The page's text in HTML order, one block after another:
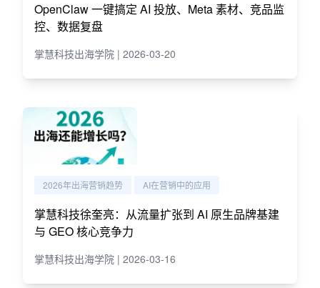
OpenClaw 一键搞定 AI 投放、Meta 素材、竞品监
控、数据复盘
掌慧科技出海学院 | 2026-03-20
2026年出海营销趋势 AI在营销中的应用
掌慧科技徐奎亮：从流量扩张到 AI 原生品牌基建
与 GEO 核心竞争力
掌慧科技出海学院 | 2026-03-16